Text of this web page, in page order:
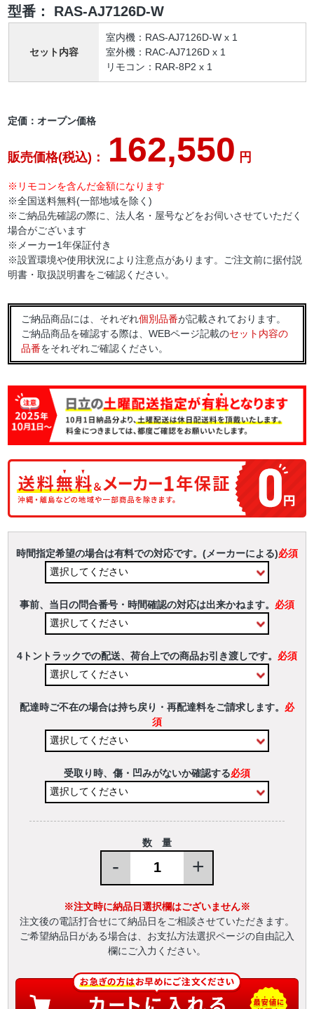
型番： RAS-AJ7126D-W
セット内容
室内機：RAS-AJ7126D-W x 1
室外機：RAC-AJ7126D x 1
リモコン：RAR-8P2 x 1
定価：オープン価格
販売価格(税込)： 162,550 円
※リモコンを含んだ金額になります
※全国送料無料(一部地域を除く)
※ご納品先確認の際に、法人名・屋号などをお伺いさせていただく
場合がございます
※メーカー1年保証付き
※設置環境や使用状況により注意点があります。ご注文前に据付説
明書・取扱説明書をご確認ください。
ご納品商品には、それぞれ個別品番が記載されております。
ご納品商品を確認する際は、WEBページ記載のセット内容の
品番をそれぞれご確認ください。
時間指定希望の場合は有料での対応です。(メーカーによる)必須
事前、当日の問合番号・時間確認の対応は出来かねます。 必須
4トントラックでの配送、荷台上での商品お引き渡しです。 必須
配達時ご不在の場合は持ち戻り・再配達料をご請求します。 必
須
受取り時、傷・凹みがないか確認する必須
数 量
- +
※注文時に納品日選択欄はございません※
注文後の電話打合せにて納品日をご相談させていただきます。
ご希望納品日がある場合は、お支払方法選択ページの自由記入
欄にご入力ください。